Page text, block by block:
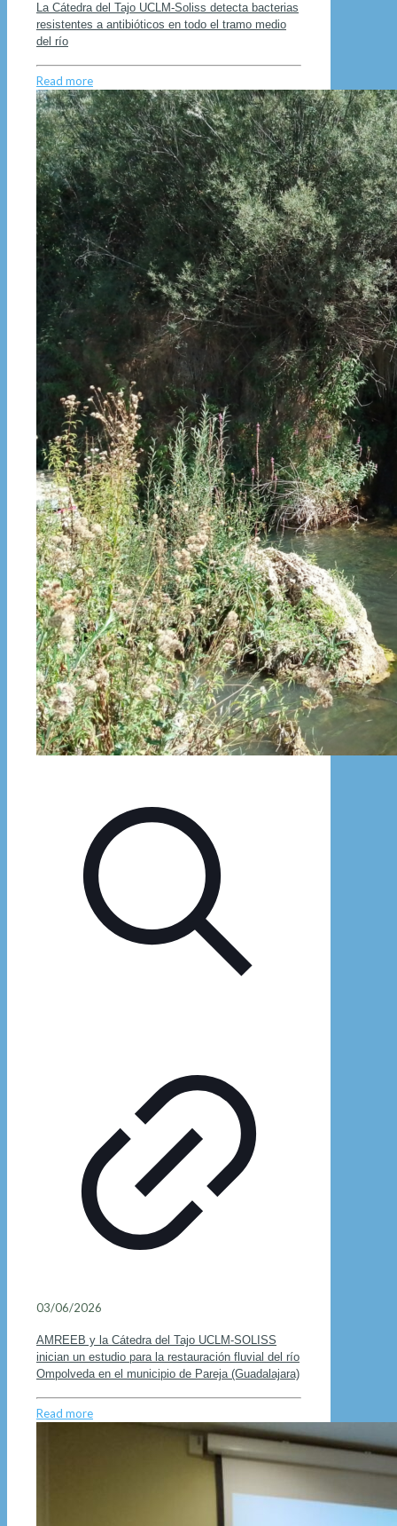
La Cátedra del Tajo UCLM-Soliss detecta bacterias
resistentes a antibióticos en todo el tramo medio
del río
Read more
03/06/2026
AMREEB y la Cátedra del Tajo UCLM-SOLISS
inician un estudio para la restauración fluvial del río
Ompolveda en el municipio de Pareja (Guadalajara)
Read more